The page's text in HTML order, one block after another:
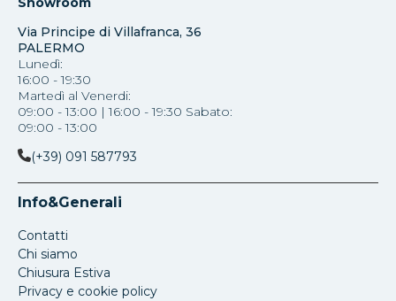
Via Principe di Villafranca, 36
PALERMO
Lunedì:
16:00 - 19:30
Martedì al Venerdi:
09:00 - 13:00 | 16:00 - 19:30 Sabato:
09:00 - 13:00
(+39) 091 587793
Info&Generali
Contatti
Chi siamo
Chiusura Estiva
Privacy e cookie policy